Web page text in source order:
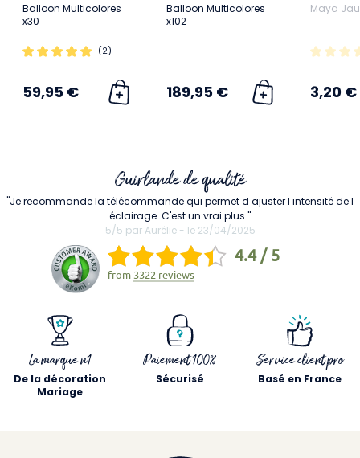
Balloon Multicolores
x30
(2)
59,95 €
Balloon Multicolores
x102
189,95 €
Maya
3,20 €
La marque n1
De la décoration
Mariage
Paiement 100%
Sécurisé
Service client pro
Basé en France
Guirlande de qualité
"Je recommande la télécommande qui permet d ajuster l intensité de l
éclairage. C'est un vrai plus."
5/5 par Aurélie - le 23/04/2025
4.4 / 5
from 3322 reviews